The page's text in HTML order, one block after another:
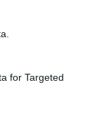
for Targeted
ΑΘΗΝΩΝ
χρήσης